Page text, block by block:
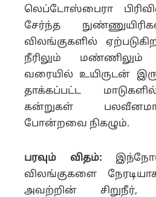
லெப்டோஸ்பைரா
சேர்ந்த
விலங்குகளில்
நீரிலும்
வரையில் உயிருடன்
தாக்கப்பட்ட
கன்றுகள்
போன்றவை நிகழும்.
பரவும் விதம்:
விலங்குகளை
அவற்றின்